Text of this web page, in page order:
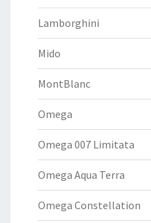
Lamborghini
Mido
MontBlanc
Omega
Omega 007 Limitata
Omega Aqua Terra
Omega Constellation